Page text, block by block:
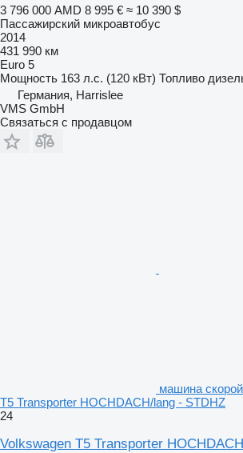
3 796 000 AMD 8 995 € ≈ 10 390 $
Пассажирский микроавтобус
2014
431 990 км
Euro 5
Мощность 163 л.с. (120 кВт) Топливо
Германия, Harrislee
VMS GmbH
Связаться с продавцом
машина
T5 Transporter HOCHDACH/lang - STDHZ
24
Volkswagen T5 Transporter